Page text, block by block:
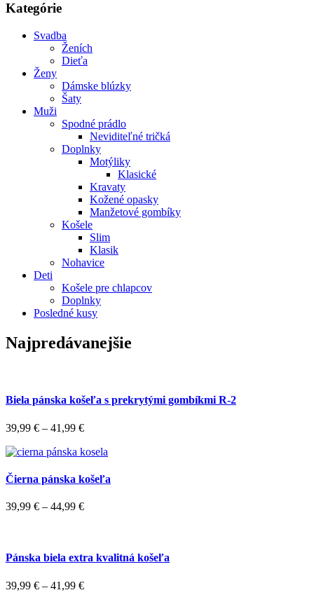
Kategórie
Svadba
Ženích
Dieťa
Ženy
Dámske blúzky
Šaty
Muži
Spodné prádlo
Neviditeľné tričká
Doplnky
Motýliky
Klasické
Kravaty
Kožené opasky
Manžetové gombíky
Košele
Slim
Klasik
Nohavice
Deti
Košele pre chlapcov
Doplnky
Posledné kusy
Najpredávanejšie
Biela pánska košeľa s prekrytými gombíkmi R-2
39,99 € – 41,99 €
Čierna pánska košeľa
39,99 € – 44,99 €
Pánska biela extra kvalitná košeľa
39,99 € – 41,99 €